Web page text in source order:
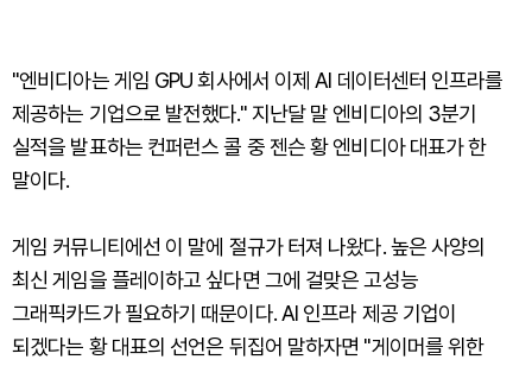
"엔비디아는 게임 GPU 회사에서 이제 AI 데이터센터 인프라를
제공하는 기업으로 발전했다." 지난달 말 엔비디아의 3분기
실적을 발표하는 컨퍼런스 콜 중 젠슨 황 엔비디아 대표가 한
말이다.
게임 커뮤니티에선 이 말에 절규가 터져 나왔다. 높은 사양의
최신 게임을 플레이하고 싶다면 그에 걸맞은 고성능
그래픽카드가 필요하기 때문이다. AI 인프라 제공 기업이
되겠다는 황 대표의 선언은 뒤집어 말하자면 "게이머를 위한